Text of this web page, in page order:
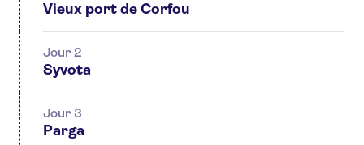
Vieux port de Corfou
Jour 2
Syvota
Jour 3
Parga